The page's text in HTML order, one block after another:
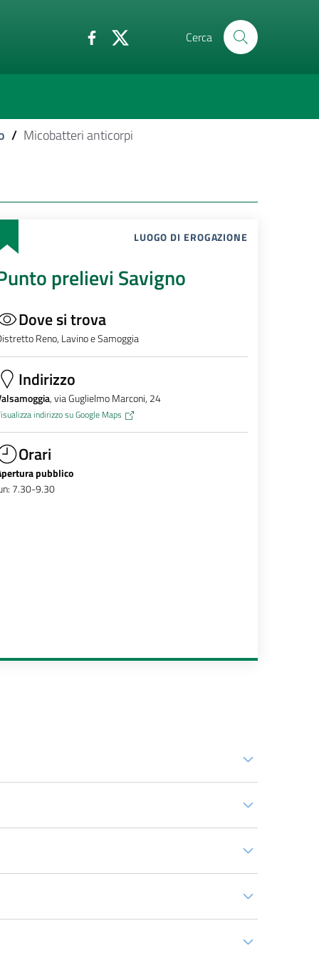
Cerca
/ Micobatteri anticorpi
LUOGO DI EROGAZIONE
prelievi Savigno
Dove si trova
Reno, Lavino e Samoggia
Indirizzo
, via Guglielmo Marconi, 24
indirizzo su Google Maps
Orari
pubblico
7.30-9.30